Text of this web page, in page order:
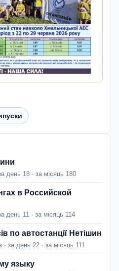
день 18 · за місяць 180
в Российской
день 11 · за місяць 114
по автостанції Нетішин
· за день 22 · за місяць 111
языку